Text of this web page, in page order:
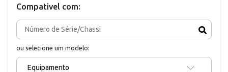
Compativel com:
ou selecione um modelo:
Equipamento